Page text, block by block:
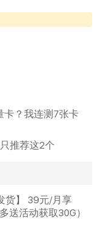
卡？我连测7张卡
推荐这2个
货】 39元/月享
送活动获取30G）